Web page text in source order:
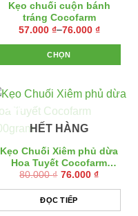
Kẹo chuối cuộn bánh
tráng Cocofarm
57.000 ₫–76.000 ₫
Khoảng
từ
57.000 ₫
đến
CHỌN
này
có
nhiều
thể.
Các
tùy
chọn
- 5%
HẾT HÀNG
Kẹo Chuối Xiêm phủ dừa
Hoa Tuyết Cocofarm
400gram
80.000₫ Giá
là:
80.000 ₫.
76.000 ₫
Giá
tại
là:
76.000 ₫.
ĐỌC TIẾP